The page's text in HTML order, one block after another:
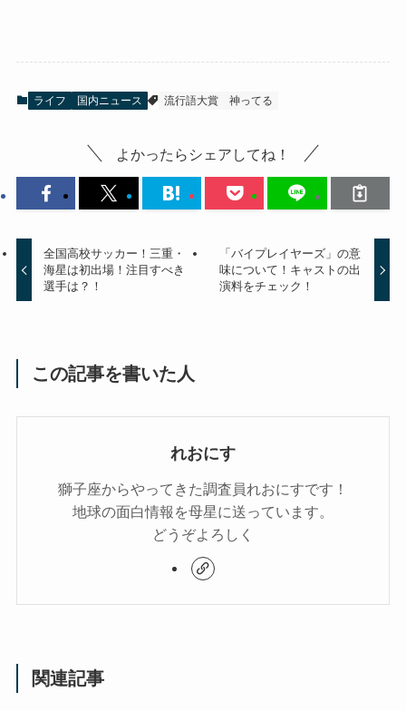
ライフ 国内ニュース 流行語大賞 神ってる
よかったらシェアしてね！
全国高校サッカー！三重・
海星は初出場！注目すべき
選手は？！
「バイプレイヤーズ」の意
味について！キャストの出
演料をチェック！
この記事を書いた人
れおにす
獅子座からやってきた調査員れおにすです！
地球の面白情報を母星に送っています。
どうぞよろしく
関連記事